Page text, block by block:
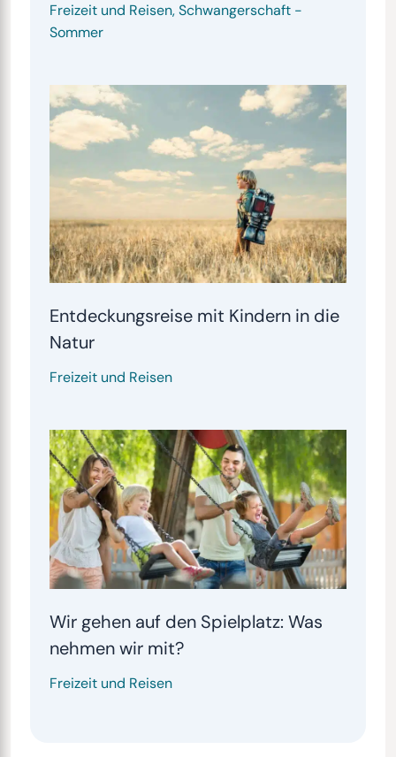
Freizeit und Reisen,Schwangerschaft-
Sommer
Entdeckungsreise mit Kindern in die
Natur
Freizeit und Reisen
Wir gehen auf den Spielplatz: Was
nehmen wir mit?
Freizeit und Reisen